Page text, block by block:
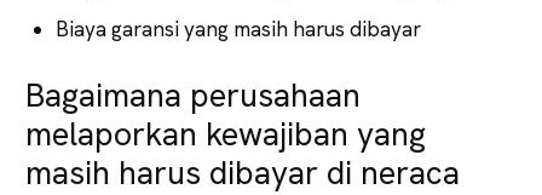
Biaya garansi yang masih harus dibayar
Bagaimana perusahaan
melaporkan kewajiban yang
masih harus dibayar di neraca